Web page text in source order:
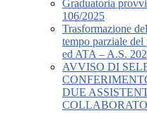
Graduatoria
106/2025
Trasformazione
tempo parziale
ed ATA – A.S.
AVVISO DI
DUE